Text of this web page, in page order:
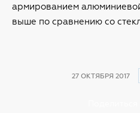
армированием
выше по сравнению со
27 ОКТЯБРЯ 2017